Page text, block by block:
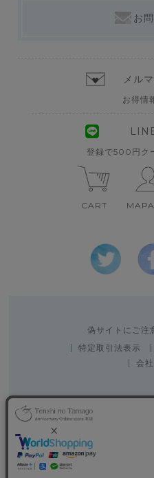
お
メル
お得情
登録で500円ク
CART
偽サイトにご注
特定取引法表示
会
Copyright 2010